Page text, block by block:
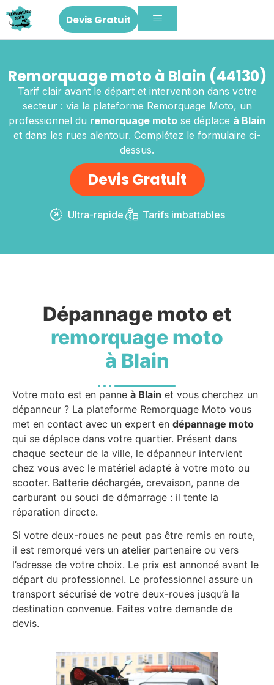
Devis Gratuit
Remorquage moto à Blain (44130)
Tarif clair avant le départ et intervention dans votre
secteur : via la plateforme Remorquage Moto, un
professionnel du remorquage moto se déplace à Blain
et dans les rues alentour. Complétez le formulaire ci-
dessus.
Devis Gratuit
Ultra-rapide Tarifs imbattables
Dépannage moto et
remorquage moto
à Blain
Votre moto est en panne à Blain et vous cherchez un
dépanneur ? La plateforme Remorquage Moto vous
met en contact avec un expert en dépannage moto
qui se déplace dans votre quartier. Présent dans
chaque secteur de la ville, le dépanneur intervient
chez vous avec le matériel adapté à votre moto ou
scooter. Batterie déchargée, crevaison, panne de
carburant ou souci de démarrage : il tente la
réparation directe.
Si votre deux-roues ne peut pas être remis en route,
il est remorqué vers un atelier partenaire ou vers
l’adresse de votre choix. Le prix est annoncé avant le
départ du professionnel. Le professionnel assure un
transport sécurisé de votre deux-roues jusqu’à la
destination convenue. Faites votre demande de
devis.